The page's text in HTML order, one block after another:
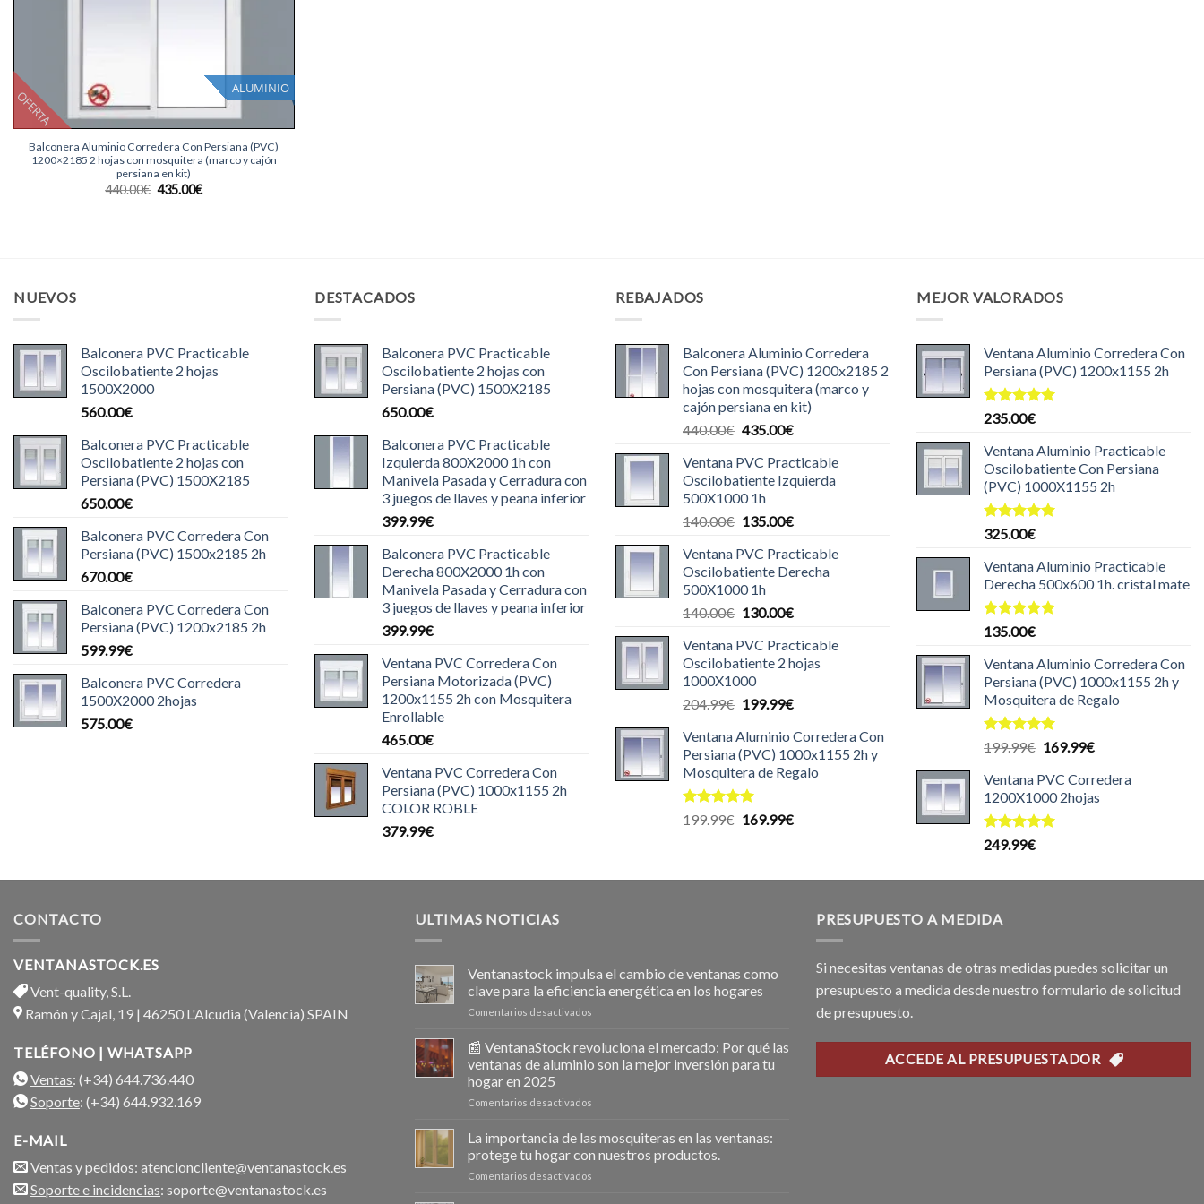
OFERTA
ALUMINIO
+
Balconera Aluminio Corredera Con Persiana (PVC)
1200×2185 2 hojas con mosquitera (marco y cajón
persiana en kit)
440.00€ El
435.00€El
NUEVOS
Balconera PVC Practicable
Oscilobatiente 2 hojas
1500X2000
560.00€
Balconera PVC Practicable
Oscilobatiente 2 hojas con
Persiana (PVC) 1500X2185
650.00€
Balconera PVC Corredera Con
Persiana (PVC) 1500x2185 2h
670.00€
Balconera PVC Corredera Con
Persiana (PVC) 1200x2185 2h
599.99€
Balconera PVC Corredera
1500X2000 2hojas
575.00€
DESTACADOS
Balconera PVC Practicable
Oscilobatiente 2 hojas con
Persiana (PVC) 1500X2185
650.00€
Balconera PVC Practicable
Izquierda 800X2000 1h con
Manivela Pasada y Cerradura con
3 juegos de llaves y peana inferior
399.99€
Balconera PVC Practicable
Derecha 800X2000 1h con
Manivela Pasada y Cerradura con
3 juegos de llaves y peana inferior
399.99€
Ventana PVC Corredera Con
Persiana Motorizada (PVC)
1200x1155 2h con Mosquitera
Enrollable
465.00€
Ventana PVC Corredera Con
Persiana (PVC) 1000x1155 2h
COLOR ROBLE
379.99€
REBAJADOS
Balconera Aluminio Corredera
Con Persiana (PVC) 1200x2185 2
hojas con mosquitera (marco y
cajón persiana en kit)
440.00€ El
original
era:
440.00€.
435.00€El
actual
es:
Ventana PVC Practicable
Oscilobatiente Izquierda
500X1000 1h
140.00€ El
original
era:
140.00€.
135.00€El
actual
es:
Ventana PVC Practicable
Oscilobatiente Derecha
500X1000 1h
140.00€ El
original
era:
140.00€.
130.00€El
actual
es:
Ventana PVC Practicable
Oscilobatiente 2 hojas
1000X1000
204.99€ El
original
era:
204.99€.
199.99€El
actual
es:
199.99€.
Ventana Aluminio Corredera Con
Persiana (PVC) 1000x1155 2h y
Mosquitera de Regalo
Valorado
199.99€ El
169.99€El
MEJOR VALORADOS
Ventana Aluminio Corredera Con
Persiana (PVC) 1200x1155 2h
Valorado
de 5
235.00€
Ventana Aluminio Practicable
Oscilobatiente Con Persiana
(PVC) 1000X1155 2h
Valorado
de 5
325.00€
Ventana Aluminio Practicable
Derecha 500x600 1h. cristal mate
Valorado
de 5
135.00€
Ventana Aluminio Corredera Con
Persiana (PVC) 1000x1155 2h y
Mosquitera de Regalo
Valorado
de 5
199.99€ El
original
era:
199.99€.
169.99€El
actual
es:
Ventana PVC Corredera
1200X1000 2hojas
Valorado
249.99€
CONTACTO
VENTANASTOCK.ES
Vent-quality, S.L.
Ramón y Cajal, 19 | 46250 L'Alcudia (Valencia) SPAIN
TELÉFONO | WHATSAPP
Ventas: (+34) 644.736.440
Soporte: (+34) 644.932.169
E-MAIL
Ventas y pedidos: atencioncliente@ventanastock.es
Soporte e incidencias: soporte@ventanastock.es
ULTIMAS NOTICIAS
Ventanastock impulsa el cambio de ventanas como
clave para la eficiencia energética en los hogares
Comentarios desactivados
impulsa
cambio
la
📰 VentanaStock revoluciona el mercado: Por qué las
ventanas de aluminio son la mejor inversión para tu
hogar en 2025
Comentarios desactivados
VentanaStock
revoluciona
el
La importancia de las mosquiteras en las ventanas:
protege tu hogar con nuestros productos.
Comentarios desactivados
PRESUPUESTO A MEDIDA
Si necesitas ventanas de otras medidas puedes solicitar un
presupuesto a medida desde nuestro formulario de solicitud
de presupuesto.
ACCEDE AL PRESUPUESTADOR